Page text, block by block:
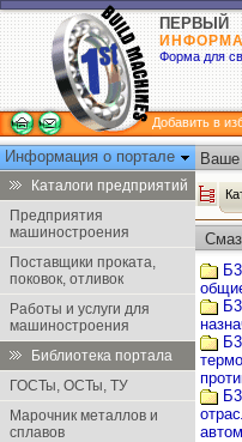
ПЕРВЫЙ
Форма для
Добавить в
Информация о портале
Каталоги предприятий
Предприятия
машиностроения
Поставщики проката,
поковок, отливок
Работы и услуги для
машиностроения
Библиотека портала
ГОСТы, ОСТы, ТУ
Марочник металлов и
сплавов
Ваше